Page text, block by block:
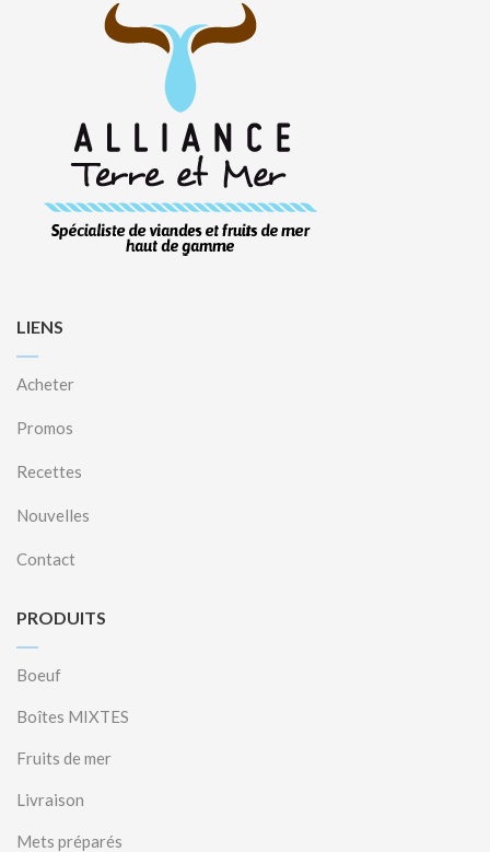
LIENS
Acheter
Promos
Recettes
Nouvelles
Contact
PRODUITS
Boeuf
Boîtes MIXTES
Fruits de mer
Livraison
Mets préparés